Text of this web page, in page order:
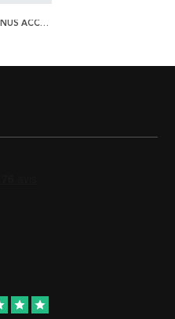
AFFICHE VENUS ACCENDING
star star